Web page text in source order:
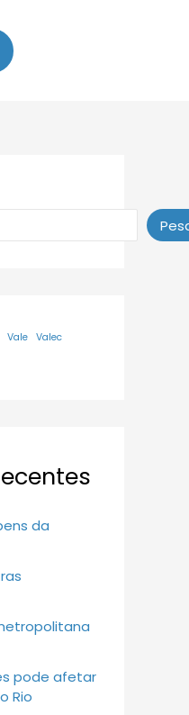
Vale Valec
da
pode afetar
Rio